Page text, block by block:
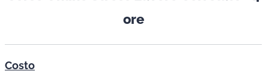
ore
Costo